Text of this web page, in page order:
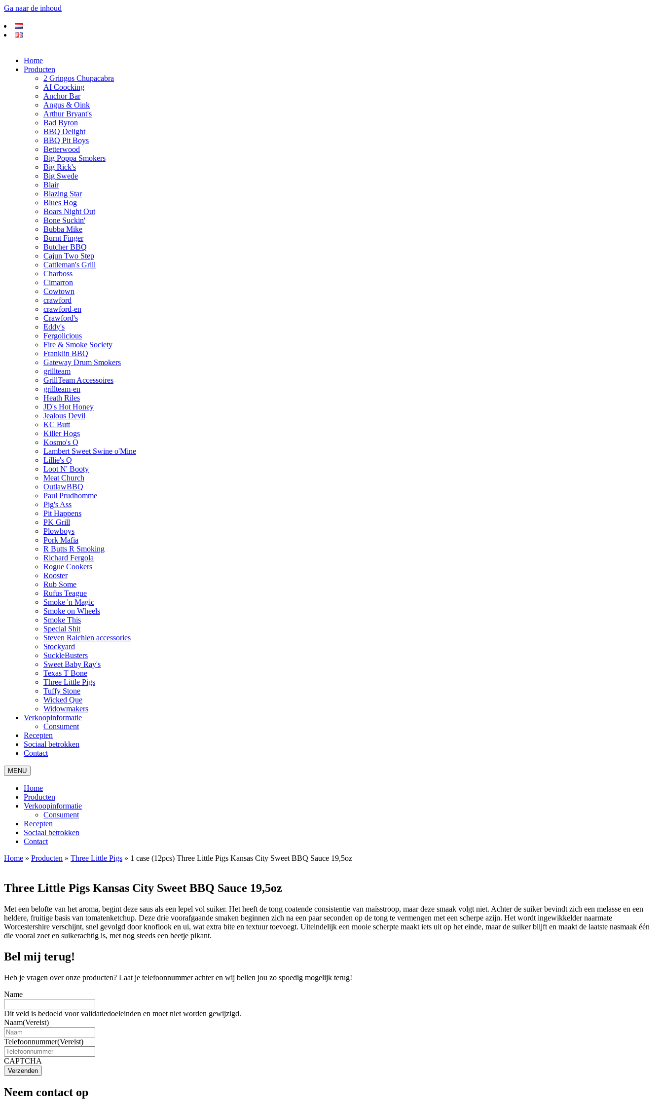
Ga naar de inhoud
Home
Producten
2 Gringos Chupacabra
AI Coocking
Anchor Bar
Angus & Oink
Arthur Bryant's
Bad Byron
BBQ Delight
BBQ Pit Boys
Betterwood
Big Poppa Smokers
Big Rick's
Big Swede
Blair
Blazing Star
Blues Hog
Boars Night Out
Bone Suckin'
Bubba Mike
Burnt Finger
Butcher BBQ
Cajun Two Step
Cattleman's Grill
Charboss
Cimarron
Cowtown
crawford
crawford-en
Crawford's
Eddy's
Fergolicious
Fire & Smoke Society
Franklin BBQ
Gateway Drum Smokers
grillteam
GrillTeam Accessoires
grillteam-en
Heath Riles
JD's Hot Honey
Jealous Devil
KC Butt
Killer Hogs
Kosmo's Q
Lambert Sweet Swine o'Mine
Lillie's Q
Loot N' Booty
Meat Church
OutlawBBQ
Paul Prudhomme
Pig's Ass
Pit Happens
PK Grill
Plowboys
Pork Mafia
R Butts R Smoking
Richard Fergola
Rogue Cookers
Rooster
Rub Some
Rufus Teague
Smoke 'n Magic
Smoke on Wheels
Smoke This
Special Shit
Steven Raichlen accessories
Stockyard
SuckleBusters
Sweet Baby Ray's
Texas T Bone
Three Little Pigs
Tuffy Stone
Wicked Que
Widowmakers
Verkoopinformatie
Consument
Recepten
Sociaal betrokken
Contact
MENU
Home
Producten
Verkoopinformatie
Consument
Recepten
Sociaal betrokken
Contact
Home » Producten » Three Little Pigs » 1 case (12pcs) Three Little Pigs Kansas City Sweet BBQ Sauce 19,5oz
Three Little Pigs Kansas City Sweet BBQ Sauce 19,5oz
Met een belofte van het aroma, begint deze saus als een lepel vol suiker. Het heeft de tong coatende consistentie van maïsstroop, maar deze smaak volgt niet. Achter de suiker bevindt zich een melasse en een
heldere, fruitige basis van tomatenketchup. Deze drie voorafgaande smaken beginnen zich na een paar seconden op de tong te vermengen met een scherpe azijn. Het wordt ingewikkelder naarmate
Worcestershire verschijnt, snel gevolgd door knoflook en ui, wat extra bite en textuur toevoegt. Uiteindelijk een mooie scherpte maakt iets uit op het einde, maar de suiker blijft en maakt de laatste nasmaak één
die vooral zoet en suikerachtig is, met nog steeds een beetje pikant.
Bel mij terug!
Heb je vragen over onze producten? Laat je telefoonnummer achter en wij bellen jou zo spoedig mogelijk terug!
Name
Dit veld is bedoeld voor validatiedoeleinden en moet niet worden gewijzigd.
Naam(Vereist)
Telefoonnummer(Vereist)
CAPTCHA
Verzenden
Neem contact op